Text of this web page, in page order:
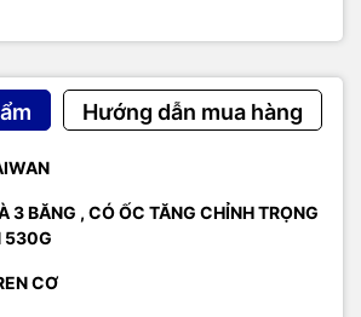
Hướng dẫn mua hàng
3 BĂNG , CÓ ỐC TĂNG CHỈNH TRỌNG
530G
CƠ